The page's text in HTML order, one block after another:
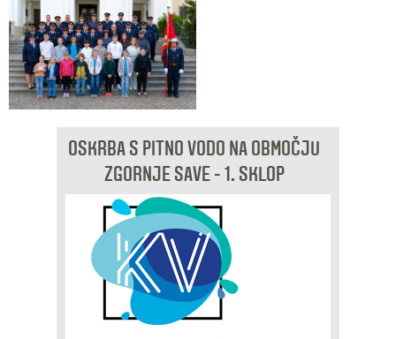
OSKRBA S PITNO VODO NA OBMOČJU
ZGORNJE SAVE - 1. SKLOP